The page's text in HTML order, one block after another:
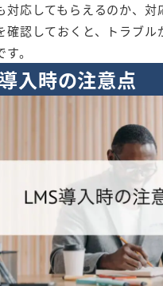
対応してもらえるのか、対
確認しておくと、トラブル
。
入時の注意点